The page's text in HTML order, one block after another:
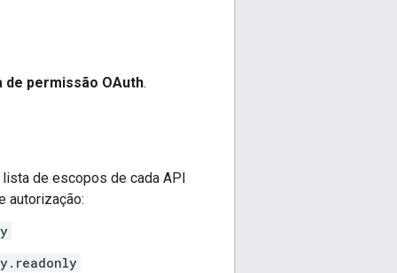
de permissão OAuth.
de escopos de cada API
autorização: